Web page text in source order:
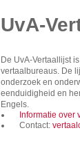
UvA-
De UvA-Vertaallijst
vertaalbureaus. De
onderzoek en
eenduidigheid en
Engels.
Informatie over
Contact: